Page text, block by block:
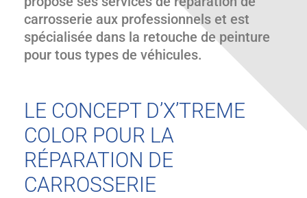
carrosserie aux professionnels et est
spécialisée dans la retouche de peinture
pour tous types de véhicules.
LE CONCEPT D’X’TREME
COLOR POUR LA
RÉPARATION DE
CARROSSERIE